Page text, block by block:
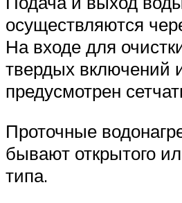
осуществляются
На входе для
твердых включений
предусмотрен
Проточные
бывают открытого
типа.